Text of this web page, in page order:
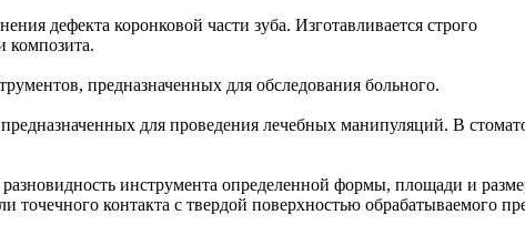
дефекта коронковой части зуба. Изготавливается строго
композита.
предназначенных для обследования больного.
для проведения лечебных манипуляций. В
разновидность инструмента определенной формы, площади и
контакта с твердой поверхностью обрабатываемого